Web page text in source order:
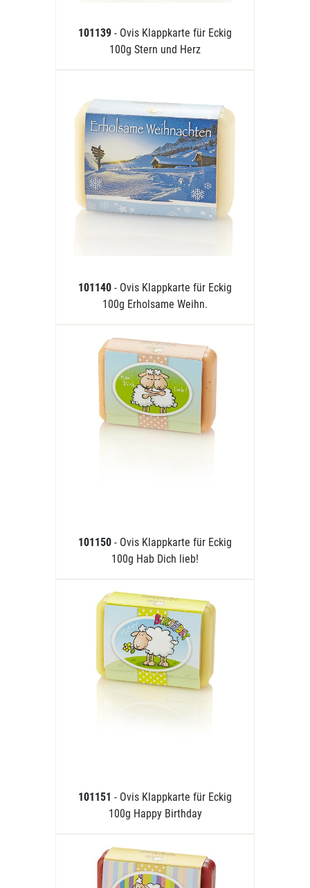
101139 - Ovis Klappkarte für Eckig
100g Stern und Herz
101140 - Ovis Klappkarte für Eckig
100g Erholsame Weihn.
101150 - Ovis Klappkarte für Eckig
100g Hab Dich lieb!
101151 - Ovis Klappkarte für Eckig
100g Happy Birthday